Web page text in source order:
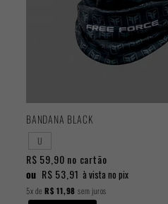
BANDANA BLACK
U
R$ 59,90 no cartão
ou R$ 53,91 à vista no pix
5xde R$ 11,98 sem juros